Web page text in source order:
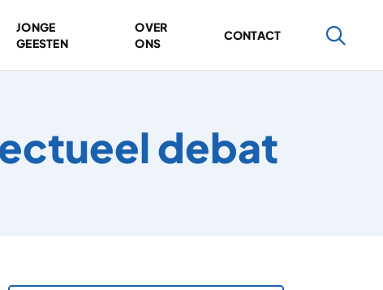
JONGE
GEESTEN
OVER
ONS
CONTACT
debat